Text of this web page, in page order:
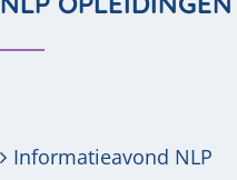
Informatieavond NLP